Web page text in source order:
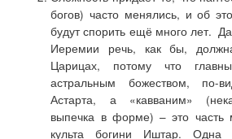
богов) часто менялись, и об
будут спорить ещё много лет.
Иеремии речь, как бы,
Царицах, потому что
астральным божеством, по-
Астарта, а «кавваним»
выпечка в форме) – это часть
культа богини Иштар.